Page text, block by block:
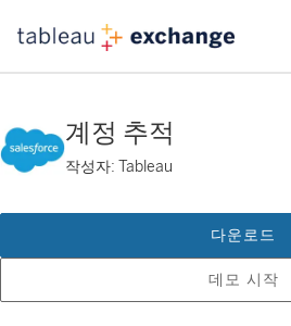
계정 추적
작성자: Tableau
데모 시작
다운로드